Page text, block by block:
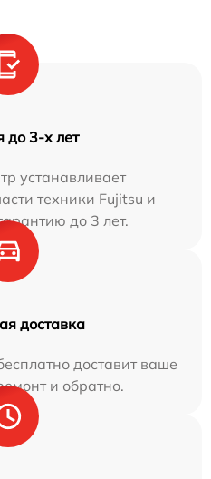
до 3-х лет
устанавливает
техники Fujitsu и
до 3 лет.
доставка
доставит ваше
и обратно.